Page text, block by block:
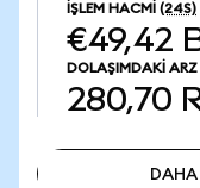
İŞLEM HACMI (24S)
€49,42
DOLAŞIMDAKI ARZ
280,70